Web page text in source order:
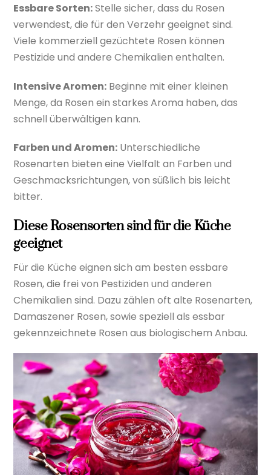
Essbare Sorten:Stelle sicher, dass du Rosen
verwendest, die für den Verzehr geeignet sind.
Viele kommerziell gezüchtete Rosen können
Pestizide und andere Chemikalien enthalten.
Intensive Aromen: Beginne mit einer kleinen
Menge, da Rosen ein starkes Aroma haben, das
schnell überwältigen kann.
Farben und Aromen: Unterschiedliche
Rosenarten bieten eine Vielfalt an Farben und
Geschmacksrichtungen, von süßlich bis leicht
bitter.
Diese Rosensorten sind für die Küche
geeignet
Für die Küche eignen sich am besten essbare
Rosen, die frei von Pestiziden und anderen
Chemikalien sind. Dazu zählen oft alte Rosenarten,
Damaszener Rosen, sowie speziell als essbar
gekennzeichnete Rosen aus biologischem Anbau.